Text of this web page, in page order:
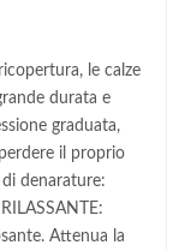
le calze
durata e
graduata,
il proprio
denarature:
Attenua la